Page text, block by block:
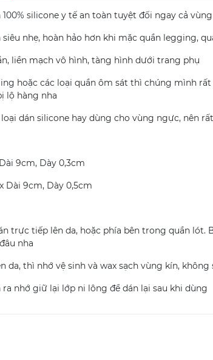
silicone y tế an toàn tuyệt đối ngay cả
nhẹ, hoàn hảo hơn khi mặc quần legging,
liền mạch vô hình, tàng hình dưới trang phụ
hoặc các loại quần ôm sát thì chúng mình
lộ hàng nha
dán silicone hay dùng cho vùng ngực, nên
9cm, Dày 0,3cm
Dài 9cm, Dày 0,5cm
trực tiếp lên da, hoặc phía bên trong quần
nha
da, thì nhớ vệ sinh và wax sạch vùng kín,
nhớ giữ lại lớp ni lông để dán lại sau khi dùng